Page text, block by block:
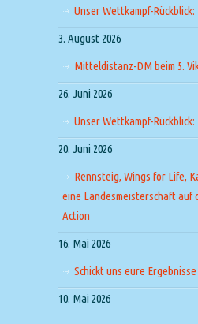
Unser Wettkampf-Rückblick:
3. August 2026
Mitteldistanz-DM beim 5.
26. Juni 2026
Unser Wettkampf-Rückblick:
20. Juni 2026
Rennsteig, Wings for Life,
eine Landesmeisterschaft auf
Action
16. Mai 2026
Schickt uns eure
10. Mai 2026